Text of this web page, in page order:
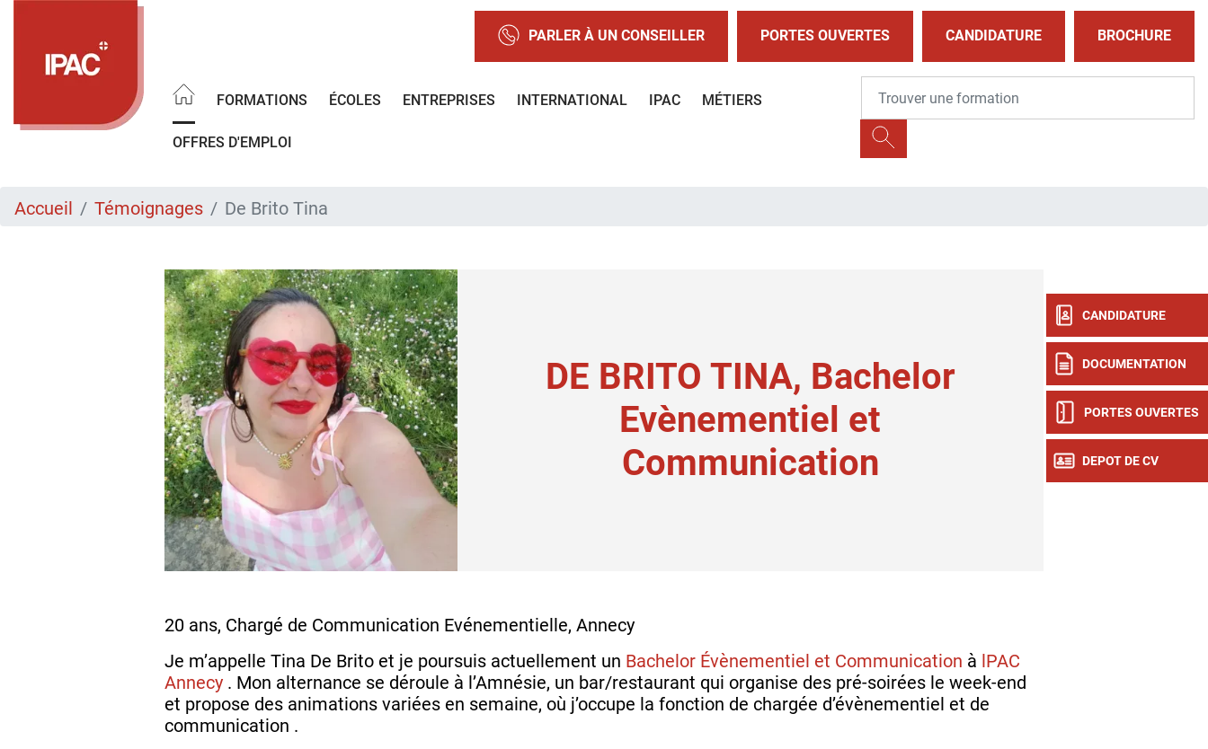
PARLER À UN CONSEILLER PORTES OUVERTES CANDIDATURE BROCHURE
FORMATIONS ÉCOLES ENTREPRISES INTERNATIONAL IPAC MÉTIERS
OFFRES D'EMPLOI
CANDIDATURE
DOCUMENTATION
PORTES OUVERTES
DEPOT DE CV
Accueil Témoignages De Brito Tina
DE BRITO TINA, Bachelor
Evènementiel et
Communication
20 ans, Chargé de Communication Evénementielle, Annecy
Je m’appelle Tina De Brito et je poursuis actuellement un Bachelor Évènementiel et Communication à lPAC
Annecy . Mon alternance se déroule à l’Amnésie, un bar/restaurant qui organise des pré-soirées le week-end
et propose des animations variées en semaine, où j’occupe la fonction de chargée d’évènementiel et de
communication .